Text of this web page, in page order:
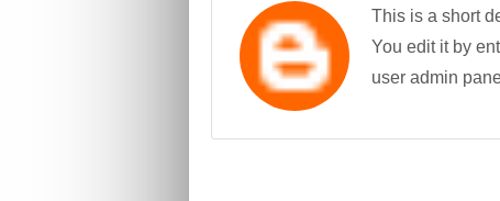
This is a short
You edit it by
user admin